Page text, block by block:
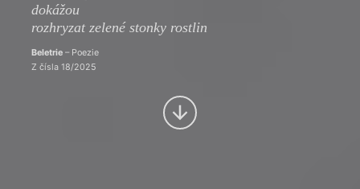
dokážou
rozhryzat zelené stonky rostlin
Beletrie– Poezie
Z čísla 18/2025